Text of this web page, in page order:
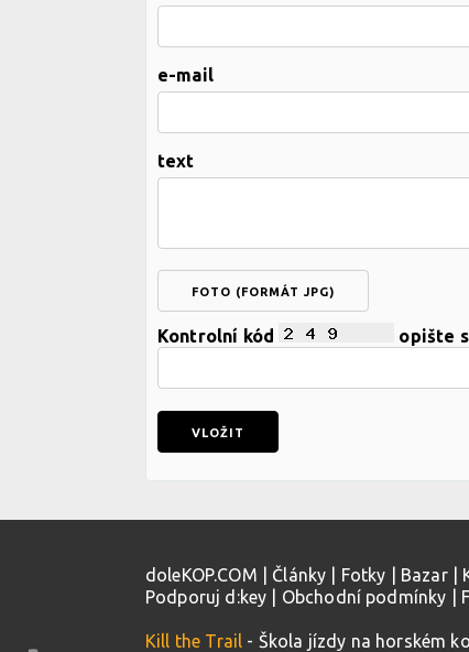
e-mail
text
FOTO (FORMÁT JPG)
Kontrolní kód opište
doleKOP.COM Články Fotky Bazar|
Podporuj d:key
Obchodní podmínky
Kill the Trail - Škola jízdy na horském